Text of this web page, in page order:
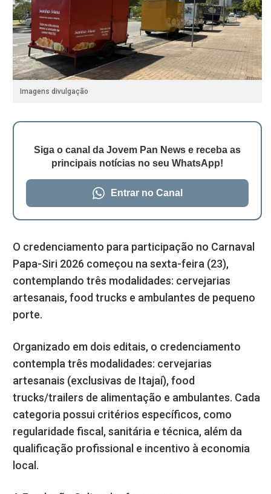
Imagens divulgação
Siga o canal da Jovem Pan News e receba as
principais notícias no seu WhatsApp!
Entrar no Canal
O credenciamento para participação no Carnaval
Papa-Siri 2026 começou na sexta-feira (23),
contemplando três modalidades: cervejarias
artesanais, food trucks e ambulantes de pequeno
porte.
Organizado em dois editais, o credenciamento
contempla três modalidades: cervejarias
artesanais (exclusivas de Itajaí), food
trucks/trailers de alimentação e ambulantes. Cada
categoria possui critérios específicos, como
regularidade fiscal, sanitária e técnica, além da
qualificação profissional e incentivo à economia
local.